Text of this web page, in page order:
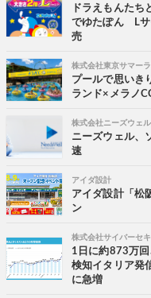
ドラえもんたち
でゆたぽん Lサ
売
株式会社東京サマー
プールで思いき
ランド×メラノ
株式会社ニーズウェル
ニーズウェル、
速
アイダ設計
アイダ設計「松
ン
株式会社サイバーセ
1日に約873万
検知イタリア発
に急増